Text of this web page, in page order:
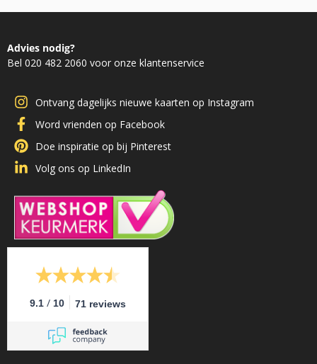
Advies nodig?
Bel 020 482 2060 voor onze klantenservice
Ontvang dagelijks nieuwe kaarten op Instagram
Word vrienden op Facebook
Doe inspiratie op bij Pinterest
Volg ons op LinkedIn
9.1 / 10 71 reviews